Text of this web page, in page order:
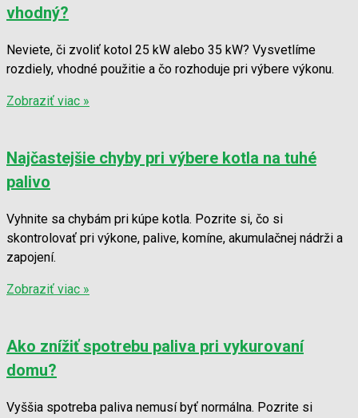
vhodný?
Neviete, či zvoliť kotol 25 kW alebo 35 kW? Vysvetlíme
rozdiely, vhodné použitie a čo rozhoduje pri výbere výkonu.
Zobraziť viac »
Najčastejšie chyby pri výbere kotla na tuhé
palivo
Vyhnite sa chybám pri kúpe kotla. Pozrite si, čo si
skontrolovať pri výkone, palive, komíne, akumulačnej nádrži a
zapojení.
Zobraziť viac »
Ako znížiť spotrebu paliva pri vykurovaní
domu?
Vyššia spotreba paliva nemusí byť normálna. Pozrite si